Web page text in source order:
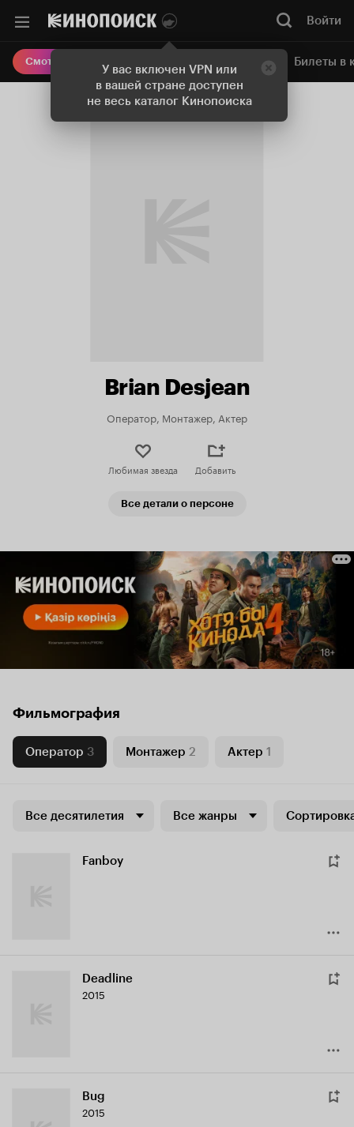
У вас включен VPN или
в вашей стране доступен
не весь каталог Кинопоиска
Войти
Смотреть кино Онлайн-кинотеатр Билеты в
Brian Desjean
Оператор, Монтажер, Актер
Любимая звезда Добавить
Все детали о персоне
Фильмография
Оператор 3 Монтажер 2 Актер 1
Все десятилетия Все жанры
Fanboy
Deadline
2015
Bug
2015